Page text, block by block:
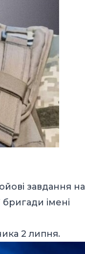
завдання на
імені
2 липня.